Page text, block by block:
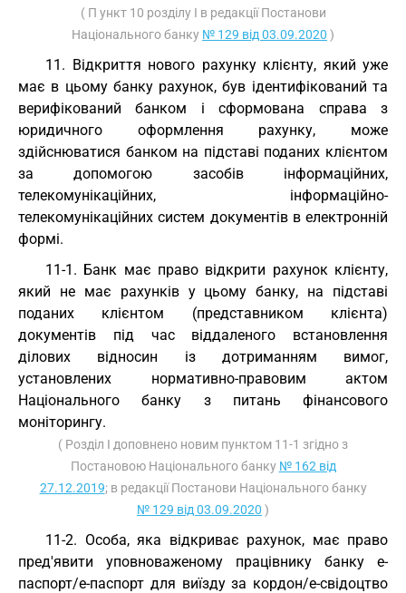
( П ункт 10 розділу I в редакції Постанови
Національного банку № 129 від 03.09.2020 )
11. Відкриття нового рахунку клієнту, який уже
має в цьому банку рахунок, був ідентифікований та
верифікований банком і сформована справа з
юридичного оформлення рахунку, може
здійснюватися банком на підставі поданих клієнтом
за допомогою засобів інформаційних,
телекомунікаційних, інформаційно-
телекомунікаційних систем документів в електронній
формі.
11-1. Банк має право відкрити рахунок клієнту,
який не має рахунків у цьому банку, на підставі
поданих клієнтом (представником клієнта)
документів під час віддаленого встановлення
ділових відносин із дотриманням вимог,
установлених нормативно-правовим актом
Національного банку з питань фінансового
моніторингу.
( Розділ I доповнено новим пунктом 11-1 згідно з
Постановою Національного банку № 162 від
27.12.2019; в редакції Постанови Національного банку
№ 129 від 03.09.2020 )
11-2. Особа, яка відкриває рахунок, має право
пред'явити уповноваженому працівнику банку е-
паспорт/е-паспорт для виїзду за кордон/е-свідоцтво